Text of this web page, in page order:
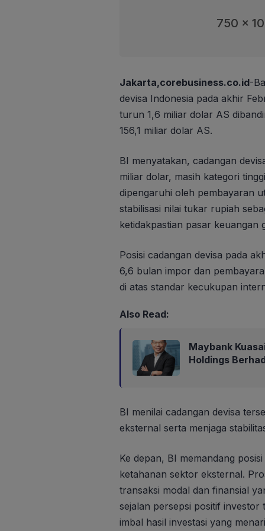
750 x
Jakarta,corebusiness.co.id-
devisa Indonesia pada akhir
turun 1,6 miliar dolar AS
156,1 miliar dolar AS.
BI menyatakan, cadangan
miliar dolar, masih kategori
dipengaruhi oleh pembayaran
stabilisasi nilai tukar rupiah
ketidakpastian pasar keuangan
Posisi cadangan devisa pada
6,6 bulan impor dan
di atas standar kecukupan
Also Read:
Maybank
Holdings
BI menilai cadangan devisa
eksternal serta menjaga
Ke depan, BI memandang
ketahanan sektor eksternal.
transaksi modal dan finansial
sejalan persepsi positif
imbal hasil investasi yang